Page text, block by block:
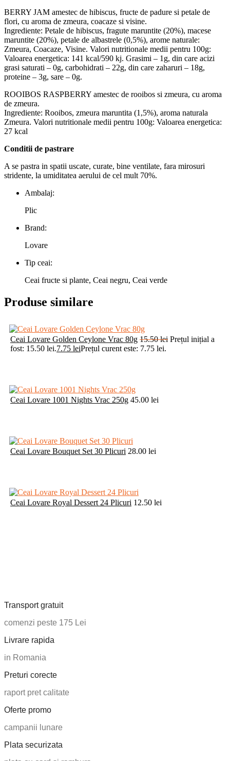
BERRY JAM amestec de hibiscus, fructe de padure si petale de
flori, cu aroma de zmeura, coacaze si visine.
Ingrediente: Petale de hibiscus, fragute maruntite (20%), macese
maruntite (20%), petale de albastrele (0,5%), arome naturale:
Zmeura, Coacaze, Visine. Valori nutritionale medii pentru 100g:
Valoarea energetica: 141 kcal/590 kj. Grasimi – 1g, din care acizi
grasi saturati – 0g, carbohidrati – 22g, din care zaharuri – 18g,
proteine – 3g, sare – 0g.
ROOIBOS RASPBERRY amestec de rooibos si zmeura, cu aroma
de zmeura.
Ingrediente: Rooibos, zmeura maruntita (1,5%), aroma naturala
Zmeura. Valori nutritionale medii pentru 100g: Valoarea energetica:
27 kcal
Conditii de pastrare
A se pastra in spatii uscate, curate, bine ventilate, fara mirosuri
stridente, la umiditatea aerului de cel mult 70%.
Ambalaj:
Plic
Brand:
Lovare
Tip ceai:
Ceai fructe si plante, Ceai negru, Ceai verde
Produse similare
Ceai Lovare Golden Ceylone Vrac 80g 15.50lei Prețul inițial a
fost: 15.50 lei.7.75 leiPrețul curent este: 7.75 lei.
Ceai Lovare 1001 Nights Vrac 250g 45.00 lei
Ceai Lovare Bouquet Set 30 Plicuri 28.00 lei
Ceai Lovare Royal Dessert 24 Plicuri 12.50 lei
Transport gratuit
comenzi peste 175 Lei
Livrare rapida
in Romania
Preturi corecte
raport pret calitate
Oferte promo
campanii lunare
Plata securizata